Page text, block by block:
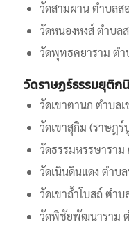
วัดสามผาน ตำบลส
วัดหนองหงส์ ตำบล
วัดพุทธคยาราม ต
วัดราษฏร์ธรรมยุติก
วัดเขาตานก ตำบล
วัดเขาสุกิม (ราษฎ
วัดธรรมหรรษาราม
วัดเนินดินแดง ตำบ
วัดเขาถ้ำโบสถ์ ตำ
วัดพิชัยพัฒนาราม